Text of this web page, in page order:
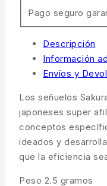
Pago seguro
Descripción
Información
Envíos y
Los señuelos
japoneses super
conceptos
ideados y
que la eficiencia
Peso 2.5 gramos